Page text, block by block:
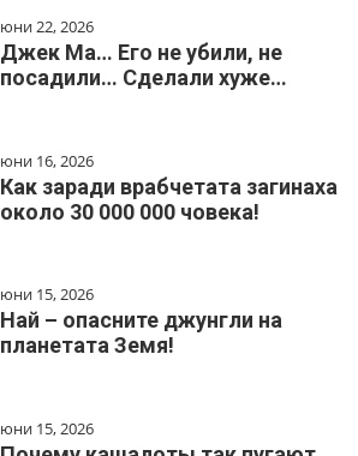
юни 22, 2026
Джек Ма… Его не убили, не
посадили… Сделали хуже…
юни 16, 2026
Как заради врабчетата загинаха
около 30 000 000 човека!
юни 15, 2026
Най – опасните джунгли на
планетата Земя!
юни 15, 2026